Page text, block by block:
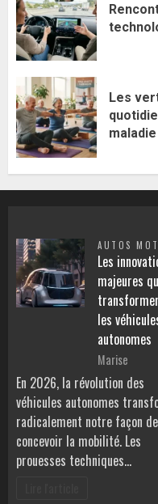
Les
AUTOS
Les
majeures
les
autonomes
Marise
En 2026, la révolution des
véhicules autonomes
radicalement notre façon de
concevoir la mobilité. Les
prouesses techniques…